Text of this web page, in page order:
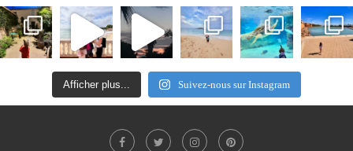
Afficher plus... Suivez-nous sur Instagram